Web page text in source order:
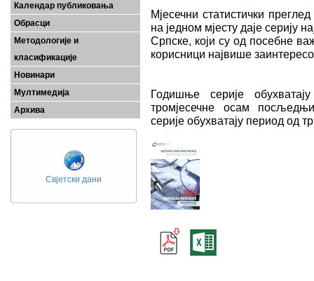
Календар публиковања
Обрасци
Методологије и
класификације
Новинари
Мултимедија
Архива
Свјетски дани
Мјесечни статистички
на једном мјесту даје серију
Српске, који су од посебне
корисници највише
Годишње серије
тромјесечне осам
серије обухватају период од